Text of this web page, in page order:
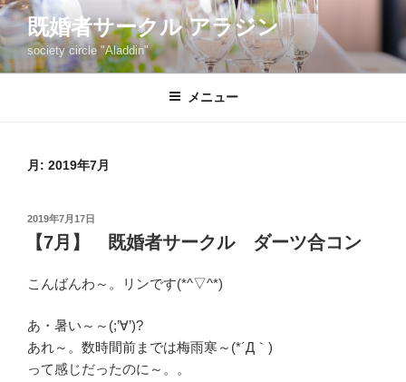
コ
ン
テ
ン
既婚者サークル アラジン
society circle "Aladdin"
メニュー
月: 2019年7月
投
日:
2019年7月17日
【7月】 既婚者サークル ダーツ合コン
こんばんわ～。リンです(*^▽^*)
あ・暑い～～(;’∀’)?
あれ～。数時間前までは梅雨寒～(*´Д｀)
って感じだったのに～。。